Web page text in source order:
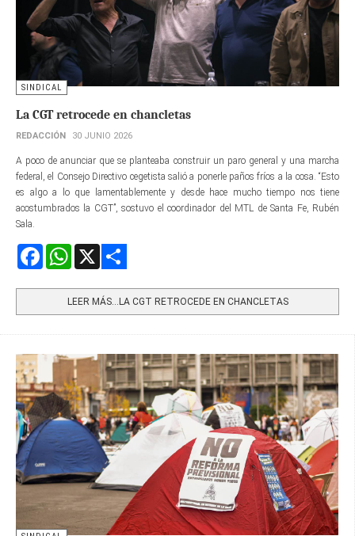
SINDICAL
La CGT retrocede en chancletas
REDACCIÓN 30 JUNIO 2026
A poco de anunciar que se planteaba construir un paro general y una marcha
federal, el Consejo Directivo cegetista salió a ponerle paños fríos a la cosa. “Esto
es algo a lo que lamentablemente y desde hace mucho tiempo nos tiene
acostumbrados la CGT”, sostuvo el coordinador del MTL de Santa Fe, Rubén
Sala.
FacebookWhatsApp
LEER MÁS…LA CGT RETROCEDE EN CHANCLETAS